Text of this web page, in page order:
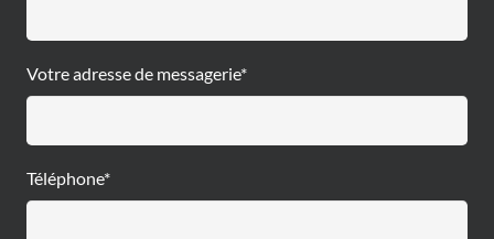
Votre adresse de messagerie*
Téléphone*